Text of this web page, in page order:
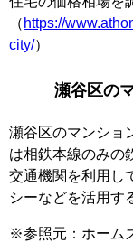
（ https://
city/）
瀬谷区の
瀬谷区のマンショ
は相鉄本線のみの
交通機関を利用し
シーなどを活用す
※参照元：ホーム